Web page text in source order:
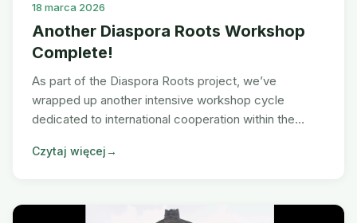
18 marca 2026
Another Diaspora Roots Workshop
Complete!
As part of the Diaspora Roots project, we’ve
wrapped up another intensive workshop cycle
dedicated to international cooperation within the
Czytaj więcej→